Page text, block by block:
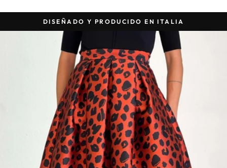
diapositivas
pausa
DISEÑADO Y PRODUCIDO EN ITALIA